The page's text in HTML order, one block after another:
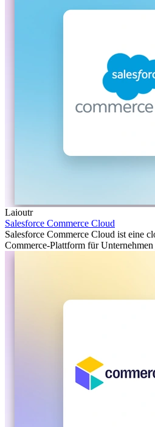
Laioutr
Salesforce Commerce Cloud
Salesforce Commerce Cloud ist eine
Commerce-Plattform für